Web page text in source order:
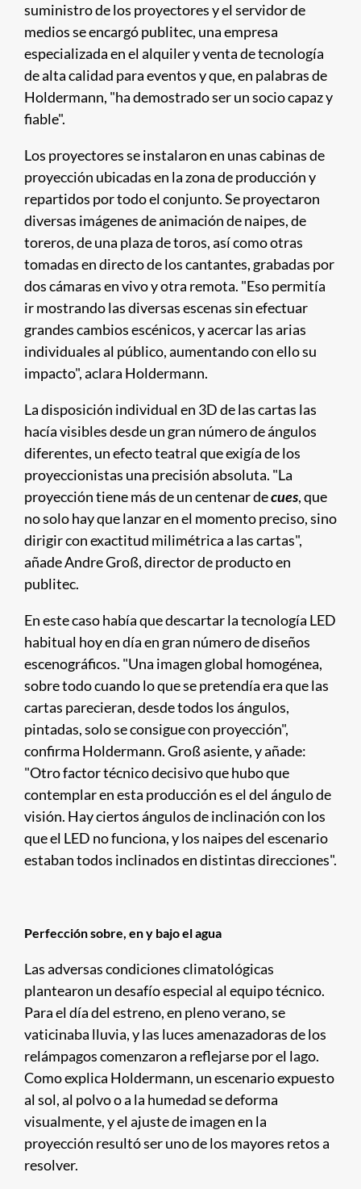
suministro de los proyectores y el servidor de
medios se encargó publitec, una empresa
especializada en el alquiler y venta de tecnología
de alta calidad para eventos y que, en palabras de
Holdermann, "ha demostrado ser un socio capaz y
fiable".
Los proyectores se instalaron en unas cabinas de
proyección ubicadas en la zona de producción y
repartidos por todo el conjunto. Se proyectaron
diversas imágenes de animación de naipes, de
toreros, de una plaza de toros, así como otras
tomadas en directo de los cantantes, grabadas por
dos cámaras en vivo y otra remota. "Eso permitía
ir mostrando las diversas escenas sin efectuar
grandes cambios escénicos, y acercar las arias
individuales al público, aumentando con ello su
impacto", aclara Holdermann.
La disposición individual en 3D de las cartas las
hacía visibles desde un gran número de ángulos
diferentes, un efecto teatral que exigía de los
proyeccionistas una precisión absoluta. "La
proyección tiene más de un centenar decues, que
no solo hay que lanzar en el momento preciso, sino
dirigir con exactitud milimétrica a las cartas",
añade Andre Groß, director de producto en
publitec.
En este caso había que descartar la tecnología LED
habitual hoy en día en gran número de diseños
escenográficos. "Una imagen global homogénea,
sobre todo cuando lo que se pretendía era que las
cartas parecieran, desde todos los ángulos,
pintadas, solo se consigue con proyección",
confirma Holdermann. Groß asiente, y añade:
"Otro factor técnico decisivo que hubo que
contemplar en esta producción es el del ángulo de
visión. Hay ciertos ángulos de inclinación con los
que el LED no funciona, y los naipes del escenario
estaban todos inclinados en distintas direcciones".
Perfección sobre, en y bajo el agua
Las adversas condiciones climatológicas
plantearon un desafío especial al equipo técnico.
Para el día del estreno, en pleno verano, se
vaticinaba lluvia, y las luces amenazadoras de los
relámpagos comenzaron a reflejarse por el lago.
Como explica Holdermann, un escenario expuesto
al sol, al polvo o a la humedad se deforma
visualmente, y el ajuste de imagen en la
proyección resultó ser uno de los mayores retos a
resolver.